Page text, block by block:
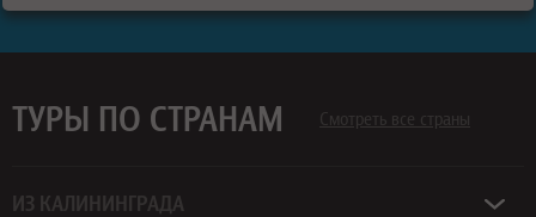
ТУРЫ ПО СТРАНАМ Смотреть все страны
ИЗ КАЛИНИНГРАДА